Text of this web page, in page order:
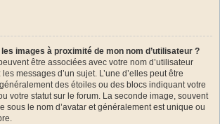
images à proximité de mon nom d’utilisateur ?
être associées avec votre nom d’utilisateur
messages d’un sujet. L’une d’elles peut être
des étoiles ou des blocs indiquant votre
votre statut sur le forum. La seconde image, souvent
sous le nom d’avatar et généralement est unique ou